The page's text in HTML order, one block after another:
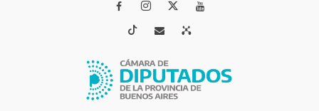
 
 